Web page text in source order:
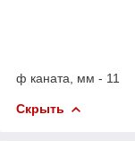
ф каната, мм - 11
Скрыть